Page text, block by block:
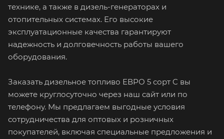
технике, а также в дизель-генераторах и
отопительных системах. Его высокие
эксплуатационные качества гарантируют
надежность и долговечность работы вашего
оборудования.
Заказать дизельное топливо ЕВРО 5 сорт C вы
можете круглосуточно через наш сайт или по
телефону. Мы предлагаем выгодные условия
сотрудничества для оптовых и розничных
покупателей, включая специальные предложения и